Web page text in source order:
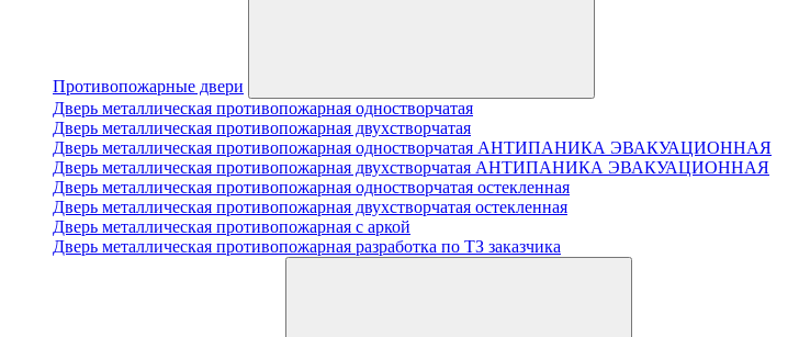
Противопожарные двери
Дверь металлическая противопожарная одностворчатая
Дверь металлическая противопожарная двухстворчатая
Дверь металлическая противопожарная одностворчатая АНТИПАНИКА ЭВАКУАЦИОННАЯ
Дверь металлическая противопожарная двухстворчатая АНТИПАНИКА ЭВАКУАЦИОННАЯ
Дверь металлическая противопожарная одностворчатая остекленная
Дверь металлическая противопожарная двухстворчатая остекленная
Дверь металлическая противопожарная с аркой
Дверь металлическая противопожарная разработка по ТЗ заказчика